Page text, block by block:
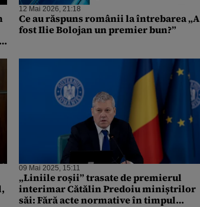
12 Mai 2026, 21:18
Ce au răspuns românii la întrebarea „A
fost Ilie Bolojan un premier bun?”
09 Mai 2025, 15:11
„Liniile roșii” trasate de premierul
interimar Cătălin Predoiu miniștrilor
săi: Fără acte normative în timpul